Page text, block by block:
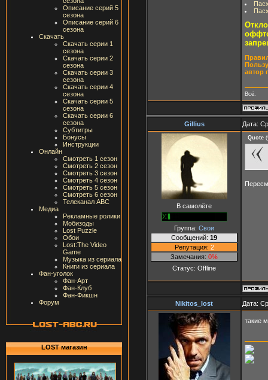
Описание серий 5
сезона
Описание серий 6
сезона
Скачать
Скачать серии 1
сезона
Скачать серии 2
сезона
Скачать серии 3
сезона
Скачать серии 4
сезона
Скачать серии 5
сезона
Скачать серии 6
сезона
Субтитры
Бонусы
Инструкции
Онлайн
Смотреть 1 сезон
Смотреть 2 сезон
Смотреть 3 сезон
Смотреть 4 сезон
Смотреть 5 сезон
Смотреть 6 сезон
Телеканал ABC
Медиа
Рекламные ролики
Мобизоды
Lost Puzzle
Обои
Lost:The Video
Game
Музыка из сериала
Книги из сериала
Фан-уголок
Фан-Арт
Фан-Клуб
Фан-Фикшн
Форум
LOST магазин
автор
Всё.
Gillius Дата:
В самолёте
Группа: Свои
Сообщений: 19
Репутация: 2
Замечания: 0%
Статус: Offline
Quote (
Nikitos_lost Дата:
такие